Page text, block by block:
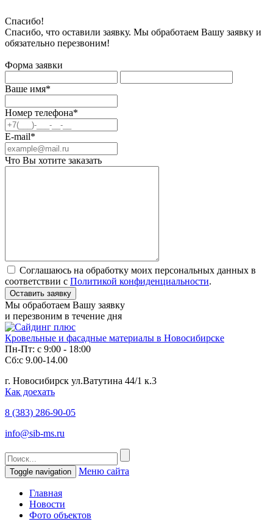
Спасибо!
Спасибо, что оставили заявку. Мы обработаем Вашу заявку и
обязательно перезвоним!
Форма заявки
Ваше имя*
Номер телефона*
E-mail*
Что Вы хотите заказать
Соглашаюсь на обработку моих персональных данных в
соответствии с Политикой конфиденциальности.
Мы обработаем Вашу заявку
и перезвоним в течение дня
Кровельные и фасадные материалы в Новосибирске
Пн-Пт: с 9:00 - 18:00
Сб:с 9.00-14.00
г. Новосибирск ул.Ватутина 44/1 к.3
Как доехать
8 (383) 286-90-05
info@sib-ms.ru
Toggle navigation Меню сайта
Главная
Новости
Фото объектов